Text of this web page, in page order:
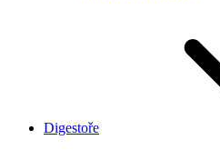
Digestoře